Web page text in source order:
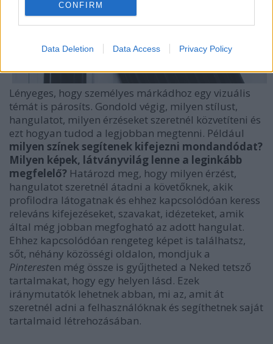
CONFIRM
Data Deletion Data Access Privacy Policy
Lényeges, hogy személyes márkádhoz egy vizuális
témát is párosíts. Gondold végig, milyen stílust,
hangulatot, milyen érzéseket szeretnél közvetíteni és
ezt hogyan tudod a legjobban megtenni. Például
milyen színek segítenek kifejezni mondandódat?
Milyen képek, látványvilág lenne a leginkább
megfelelő? Határozd meg, hogy milyen érzést,
hangulatot szeretnél átadni a követőknek, akik
profilodra látogatnak és ehhez kapcsolódóan keress
releváns kifejezéseket, szavakat, idézeteket, amik
által még jobban megfogható az adott hangulat.
Ehhez kapcsolódóan rengeteg képet is találhatsz,
sőt, néhány közösségi oldalon, mondjuk a
Pinteresten még össze is gyűjtheted a Neked tetsző
tartalmakat, hogy egy helyen lásd. Ezek
iránymutatók lehetnek abban, mi az, amit át
szeretnél adni a felhasználóknak és segíthetnek saját
tartalmaid létrehozásában.